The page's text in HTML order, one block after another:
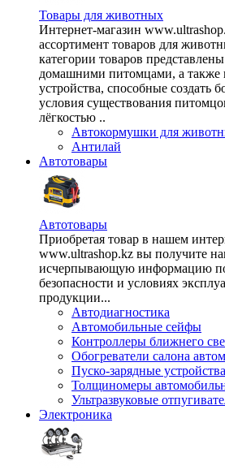
Товары для животных
Интернет-магазин
ассортимент товаров для
категории товаров
домашними питомцами, а также
устройства, способные создать
условия существования
лёгкостью ..
Автокормушки для
Антилай
Автотовары
Автотовары
Приобретая товар в нашем
www.ultrashop.kz вы получите
исчерпывающую информацию
безопасности и условиях
продукции...
Автодиагностика
Автомобильные сейфы
Контроллеры ближнего
Обогреватели салона
Пуско-зарядные устройства
Толщиномеры
Ультразвуковые
Электроника